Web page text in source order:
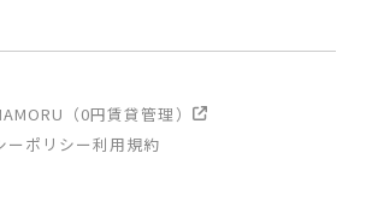
ーポリシー利用規約
（0円賃貸管理）